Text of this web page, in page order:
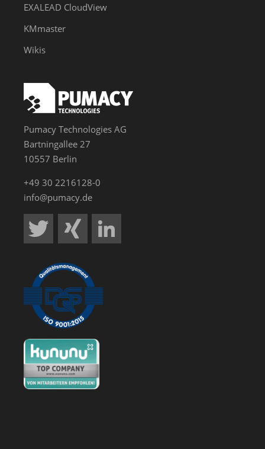
EXALEAD CloudView
KMmaster
Wikis
Pumacy Technologies AG
Bartningallee 27
10557 Berlin
+49 30 2216128-0
info@pumacy.de